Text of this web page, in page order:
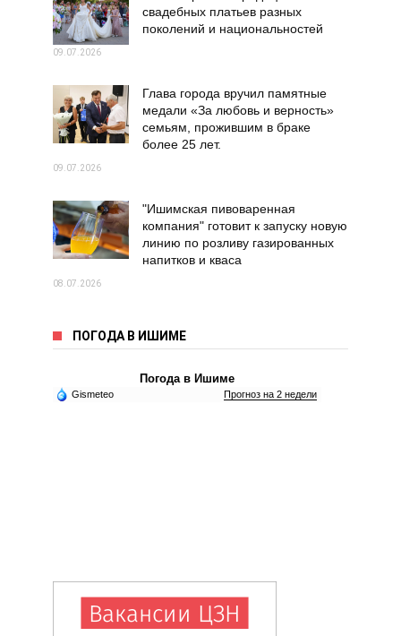
свадебных платьев разных
поколений и национальностей
09.07.2026
Глава города вручил памятные
медали «За любовь и верность»
семьям, прожившим в браке
более 25 лет.
09.07.2026
"Ишимская пивоваренная
компания" готовит к запуску новую
линию по розливу газированных
напитков и кваса
08.07.2026
ПОГОДА В ИШИМЕ
Погода в Ишиме
Gismeteo Прогноз на 2 недели